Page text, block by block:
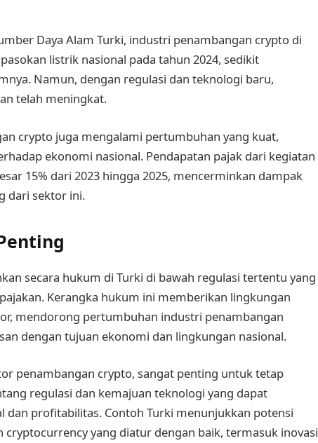
Daya Alam Turki, industri penambangan crypto di
listrik nasional pada tahun 2024, sedikit
Namun, dengan regulasi dan teknologi baru,
telah meningkat.
crypto juga mengalami pertumbuhan yang kuat,
ekonomi nasional. Pendapatan pajak dari kegiatan
15% dari 2023 hingga 2025, mencerminkan dampak
dari sektor ini.
secara hukum di Turki di bawah regulasi tertentu yang
Kerangka hukum ini memberikan lingkungan
mendorong pertumbuhan industri penambangan
dengan tujuan ekonomi dan lingkungan nasional.
penambangan crypto, sangat penting untuk tetap
regulasi dan kemajuan teknologi yang dapat
dan profitabilitas. Contoh Turki menunjukkan potensi
yang diatur dengan baik, termasuk inovasi